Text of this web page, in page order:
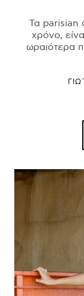
Τα parisian
χρόνο,
ωραιότερα